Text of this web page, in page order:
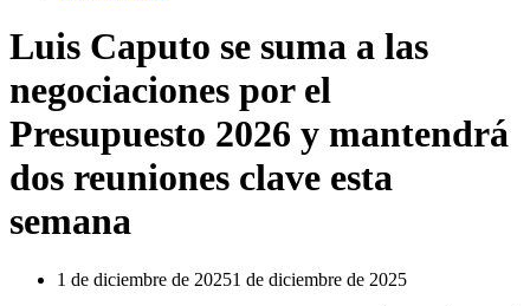
Luis Caputo se suma a las
negociaciones por el
Presupuesto 2026 y mantendrá
dos reuniones clave esta
semana
1 de diciembre de 20251 de diciembre de 2025